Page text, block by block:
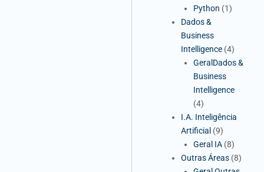
Python (1)
Dados &
Business
Intelligence (4)
GeralDados &
Business
Intelligence
(4)
I.A. Inteligência
Artificial (9)
Geral IA (8)
Outras Áreas (8)